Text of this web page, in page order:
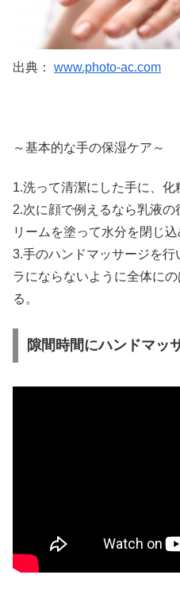
出典： www.photo-ac.com
～基本的な手の保湿ケア～
1.洗って清潔にした手に、化
2.次に顔で例えるなら乳液
リームを塗って水分を閉じ込
3.手のハンドマッサージを
ラにならないように全体に
る。
隙間時間にハンドマッ